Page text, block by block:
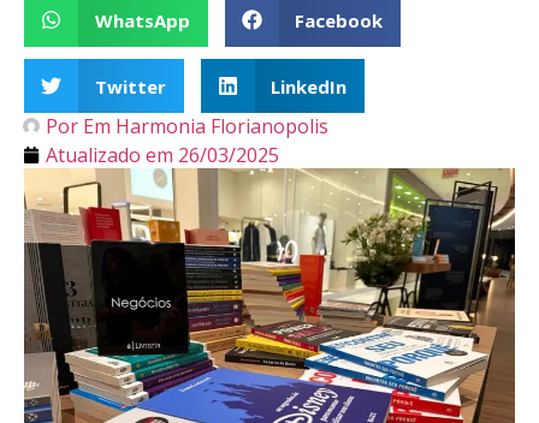
WhatsApp Facebook
Twitter LinkedIn
Por Em Harmonia Florianopolis
Atualizado em 26/03/2025